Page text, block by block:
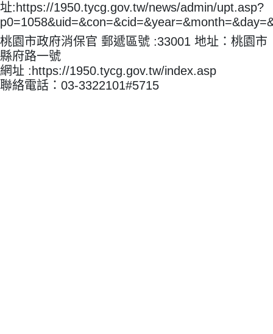
址:https://1950.tycg.gov.tw/news/admin/upt.asp?
桃園市政府消保官 郵遞區號 :33001 地址：桃園市
縣府路一號
網址 :https://1950.tycg.gov.tw/index.asp
聯絡電話：03-3322101#5715